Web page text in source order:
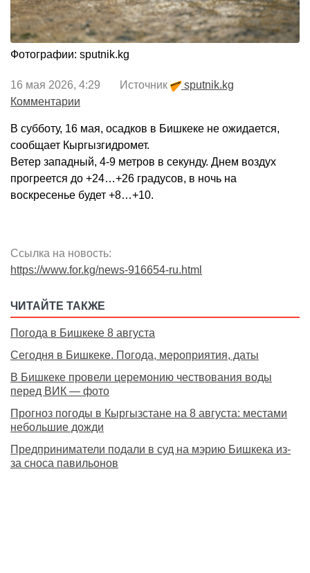
Фотографии: sputnik.kg
16 мая 2026, 4:29 Источник
sputnik.kg
Комментарии
В субботу, 16 мая, осадков в Бишкеке не ожидается,
сообщает Кыргызгидромет.
Ветер западный, 4-9 метров в секунду. Днем воздух
прогреется до +24…+26 градусов, в ночь на
воскресенье будет +8…+10.
Ссылка на новость:
https://www.for.kg/news-916654-ru.html
ЧИТАЙТЕ ТАКЖЕ
Погода в Бишкеке 8 августа
Сегодня в Бишкеке. Погода, мероприятия, даты
В Бишкеке провели церемонию чествования воды
перед ВИК — фото
Прогноз погоды в Кыргызстане на 8 августа: местами
небольшие дожди
Предприниматели подали в суд на мэрию Бишкека из-
за сноса павильонов